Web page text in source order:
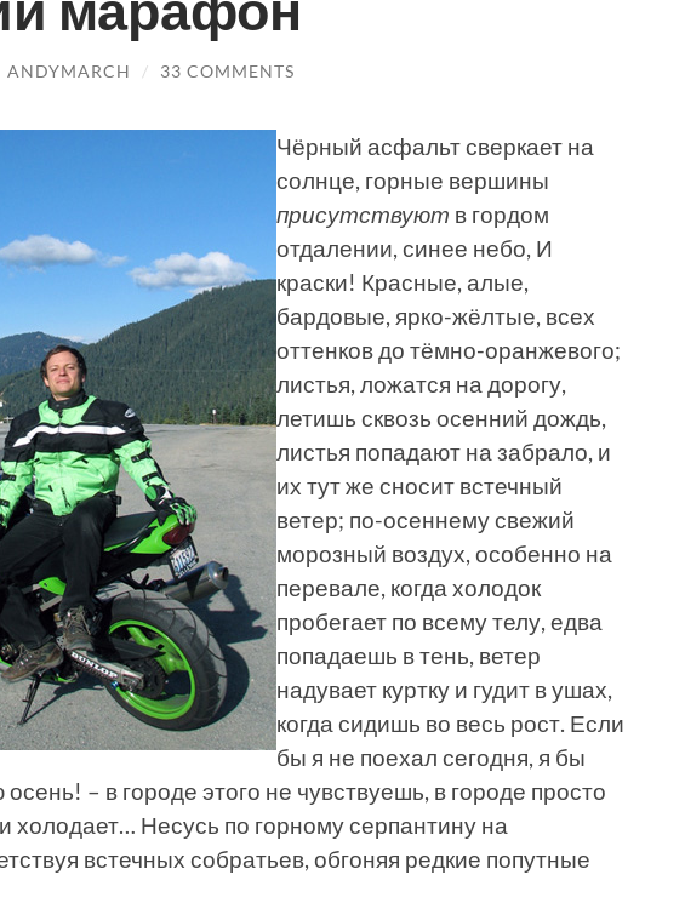
ANDYMARCH / 33 COMMENTS
Чёрный асфальт сверкает на
солнце, горные вершины
присутствуют в гордом
отдалении, синее небо, И
краски! Красные, алые,
бардовые, ярко-жёлтые, всех
оттенков до тёмно-оранжевого;
листья, ложатся на дорогу,
летишь сквозь осенний дождь,
листья попадают на забрало, и
их тут же сносит встечный
ветер; по-осеннему свежий
морозный воздух, особенно на
перевале, когда холодок
пробегает по всему телу, едва
попадаешь в тень, ветер
надувает куртку и гудит в ушах,
когда сидишь во весь рост. Если
бы я не поехал сегодня, я бы
– в городе этого не чувствуешь, в городе просто
холодает… Несусь по горному серпантину на
встечных собратьев, обгоняя редкие попутные